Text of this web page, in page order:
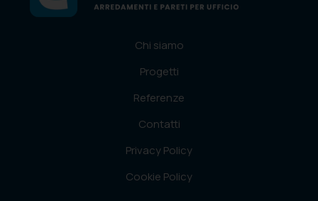
Chi siamo
Progetti
Referenze
Contatti
Privacy Policy
Cookie Policy